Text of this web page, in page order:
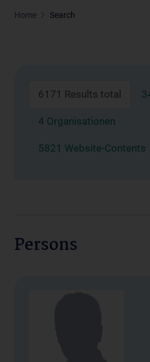
Home Search
6171 Results total
4 Organisationen
5821 Website-Contents
Persons